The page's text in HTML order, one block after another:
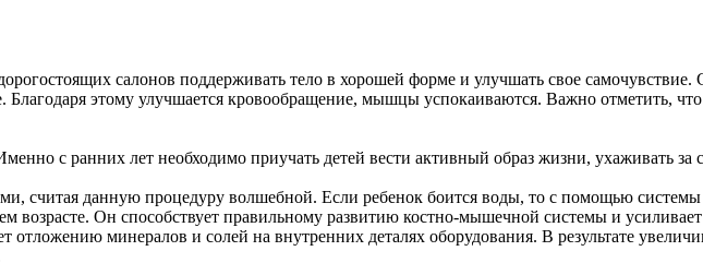
салонов поддерживать тело в хорошей форме и улучшать свое
Благодаря этому улучшается кровообращение, мышцы успокаиваются. Важно отметить,
с ранних лет необходимо приучать детей вести активный образ жизни, ухаживать за
считая данную процедуру волшебной. Если ребенок боится воды, то с помощью
возрасте. Он способствует правильному развитию костно-мышечной системы и
отложению минералов и солей на внутренних деталях оборудования. В результате